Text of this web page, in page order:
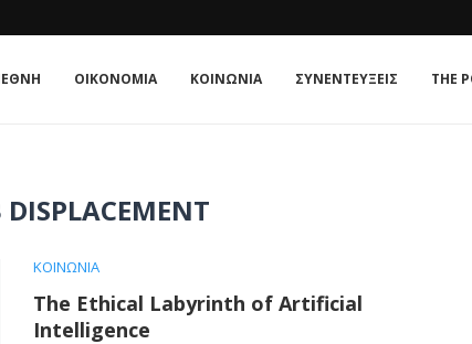
ΟΙΚΟΝΟΜΙΑ ΚΟΙΝΩΝΙΑ ΣΥΝΕΝΤΕΥΞΕΙΣ THE
DISPLACEMENT
ΚΟΙΝΩΝΙΑ
The Ethical Labyrinth of Artificial
Intelligence